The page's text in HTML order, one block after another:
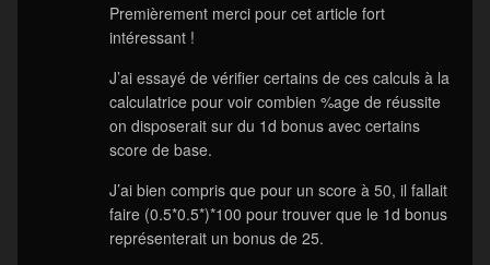
Premièrement merci pour cet article fort
intéressant !
J’ai essayé de vérifier certains de ces calculs à la
calculatrice pour voir combien %age de réussite
on disposerait sur du 1d bonus avec certains
score de base.
J’ai bien compris que pour un score à 50, il fallait
faire (0.5*0.5*)*100 pour trouver que le 1d bonus
représenterait un bonus de 25.